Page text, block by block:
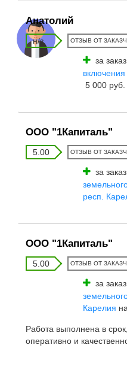
Анатолий
н/з ОТЗЫВ ОТ
за заказ
включения
5 000 руб.
ООО "1Капиталь"
5.00 ОТЗЫВ ОТ
за заказ
респ.
ООО "1Капиталь"
5.00 ОТЗЫВ ОТ
за заказ
Карелия
Работа выполнена в
оперативно и